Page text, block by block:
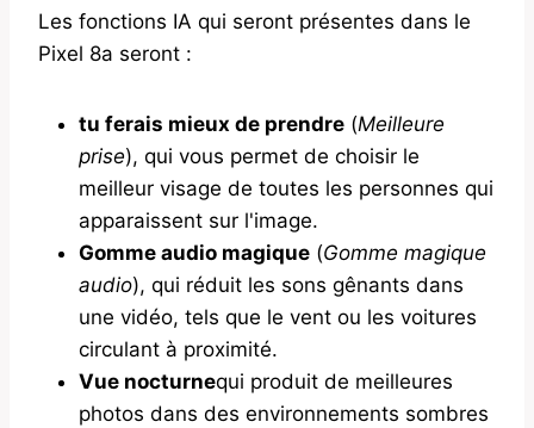
Les fonctions IA qui seront présentes dans le
Pixel 8a seront :
tu ferais mieux de prendre (Meilleure
prise), qui vous permet de choisir le
meilleur visage de toutes les personnes qui
apparaissent sur l'image.
Gomme audio magique (Gomme magique
audio), qui réduit les sons gênants dans
une vidéo, tels que le vent ou les voitures
circulant à proximité.
Vue nocturnequi produit de meilleures
photos dans des environnements sombres